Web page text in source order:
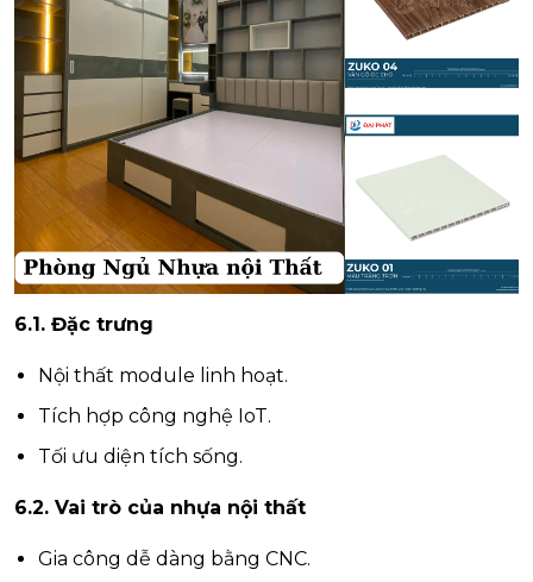
6.1. Đặc trưng
Nội thất module linh hoạt.
Tích hợp công nghệ IoT.
Tối ưu diện tích sống.
6.2. Vai trò của nhựa nội thất
Gia công dễ dàng bằng CNC.